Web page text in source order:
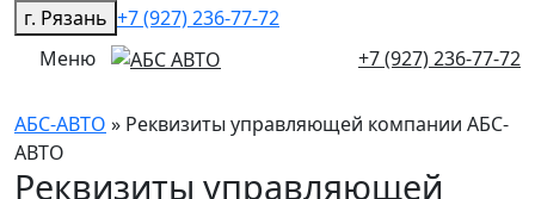
г. Рязань +7 (927) 236-77-72
Меню
+7 (927) 236-77-72
АБС-АВТО » Реквизиты управляющей компании АБС-
АВТО
Реквизиты управляющей